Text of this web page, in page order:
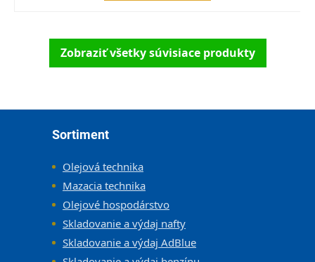
Zobraziť všetky súvisiace produkty
Sortiment
Olejová technika
Mazacia technika
Olejové hospodárstvo
Skladovanie a výdaj nafty
Skladovanie a výdaj AdBlue